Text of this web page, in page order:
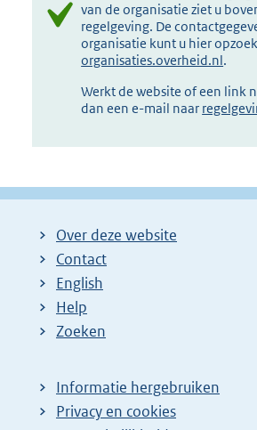
van de organisatie ziet u
regelgeving. De
organisatie kunt u hier
organisaties.overheid.nl.
Werkt de website of een link
dan een e-mail naar
Over deze website
Contact
English
Help
Zoeken
Informatie hergebruiken
Privacy en cookies